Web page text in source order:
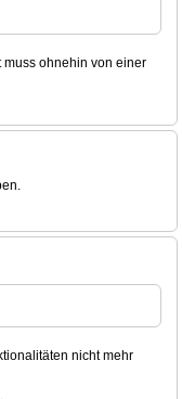
muss ohnehin von einer
nicht mehr